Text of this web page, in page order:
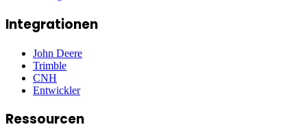
Integrationen
John Deere
Trimble
CNH
Entwickler
Ressourcen